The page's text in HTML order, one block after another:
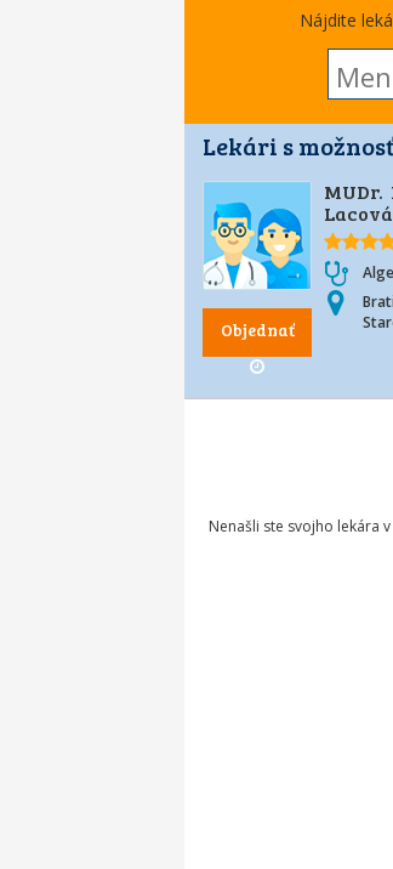
Nájdite
Lekári s
Objednať
Lacová
Nenašli ste svojho lekára